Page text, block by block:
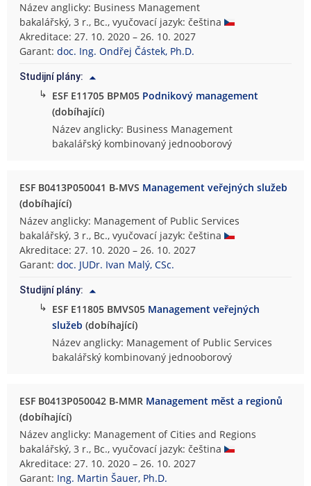
Název anglicky: Business Management
bakalářský, 3 r., Bc., vyučovací jazyk: čeština
Akreditace: 27. 10. 2020 – 26. 10. 2027
Garant:doc. Ing. Ondřej Částek, Ph.D.
Studijní plány:
↳ ESF E11705 BPM05 Podnikový management
(dobíhající)
Název anglicky: Business Management
bakalářský kombinovaný jednooborový
ESF B0413P050041 B-MVS Management veřejných služeb
(dobíhající)
Název anglicky: Management of Public Services
bakalářský, 3 r., Bc., vyučovací jazyk: čeština
Akreditace: 27. 10. 2020 – 26. 10. 2027
Garant:doc. JUDr. Ivan Malý, CSc.
Studijní plány:
↳ ESF E11805 BMVS05 Management veřejných
služeb (dobíhající)
Název anglicky: Management of Public Services
bakalářský kombinovaný jednooborový
ESF B0413P050042 B-MMR Management měst a regionů
(dobíhající)
Název anglicky: Management of Cities and Regions
bakalářský, 3 r., Bc., vyučovací jazyk: čeština
Akreditace: 27. 10. 2020 – 26. 10. 2027
Garant: Ing. Martin Šauer, Ph.D.